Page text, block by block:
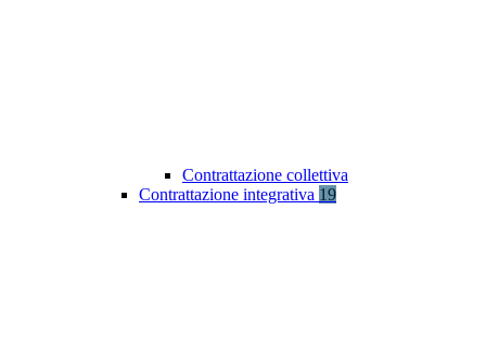
Contrattazione collettiva
Contrattazione integrativa 19